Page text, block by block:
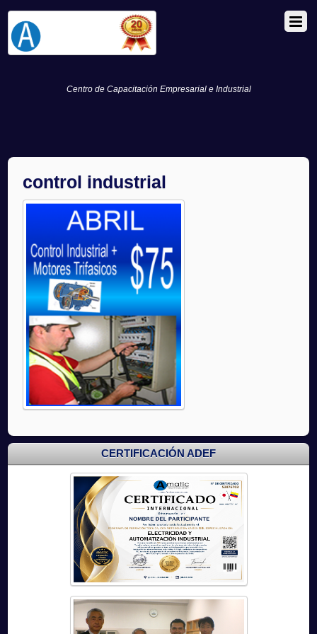
Centro de Capacitación Empresarial e Industrial
control industrial
CERTIFICACIÓN ADEF